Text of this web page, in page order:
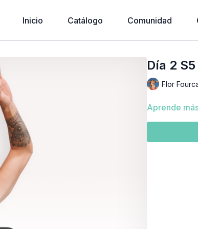
Inicio Catálogo Comunidad
Día 2
Flor
Aprende